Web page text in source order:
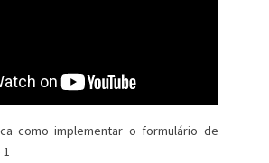
como implementar o formulário de